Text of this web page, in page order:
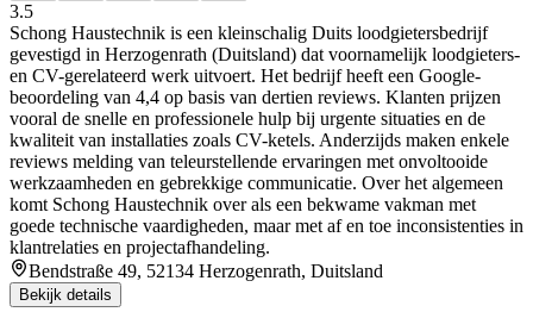
3.5
Schong Haustechnik is een kleinschalig Duits loodgietersbedrijf
gevestigd in Herzogenrath (Duitsland) dat voornamelijk loodgieters-
en CV-gerelateerd werk uitvoert. Het bedrijf heeft een Google-
beoordeling van 4,4 op basis van dertien reviews. Klanten prijzen
vooral de snelle en professionele hulp bij urgente situaties en de
kwaliteit van installaties zoals CV-ketels. Anderzijds maken enkele
reviews melding van teleurstellende ervaringen met onvoltooide
werkzaamheden en gebrekkige communicatie. Over het algemeen
komt Schong Haustechnik over als een bekwame vakman met
goede technische vaardigheden, maar met af en toe inconsistenties in
klantrelaties en projectafhandeling.
Bendstraße 49, 52134 Herzogenrath, Duitsland
Bekijk details